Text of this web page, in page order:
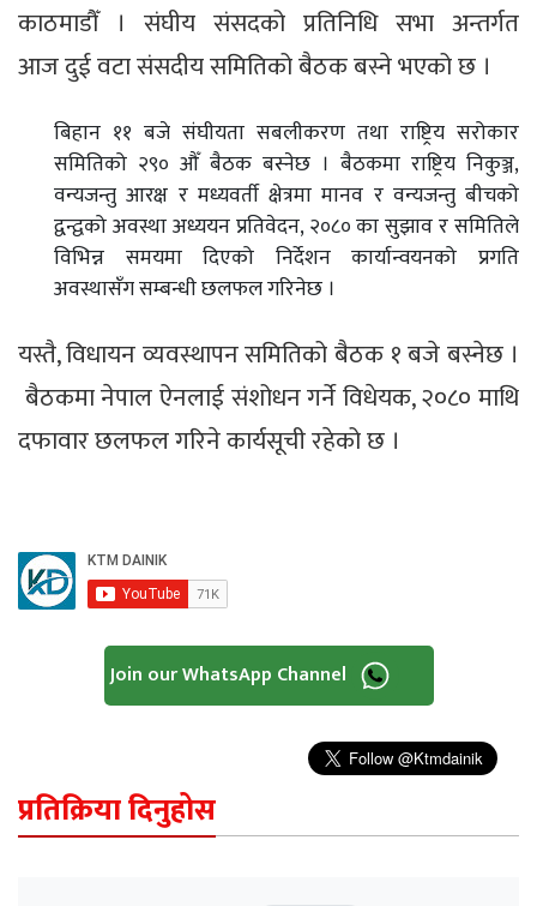
काठमाडौँ । संघीय संसदको प्रतिनिधि सभा अन्तर्गत
आज दुई वटा संसदीय समितिको बैठक बस्ने भएको छ ।
बिहान ११ बजे संघीयता सबलीकरण तथा राष्ट्रिय सरोकार
समितिको २९० औँ बैठक बस्नेछ । बैठकमा राष्ट्रिय निकुञ्ज,
वन्यजन्तु आरक्ष र मध्यवर्ती क्षेत्रमा मानव र वन्यजन्तु बीचको
द्वन्द्वको अवस्था अध्ययन प्रतिवेदन, २०८० का सुझाव र समितिले
विभिन्न समयमा दिएको निर्देशन कार्यान्वयनको प्रगति
अवस्थासँग सम्बन्धी छलफल गरिनेछ ।
यस्तै, विधायन व्यवस्थापन समितिको बैठक १ बजे बस्नेछ ।
बैठकमा नेपाल ऐनलाई संशोधन गर्ने विधेयक, २०८० माथि
दफावार छलफल गरिने कार्यसूची रहेको छ ।
Join our WhatsApp Channel
प्रतिक्रिया दिनुहोस